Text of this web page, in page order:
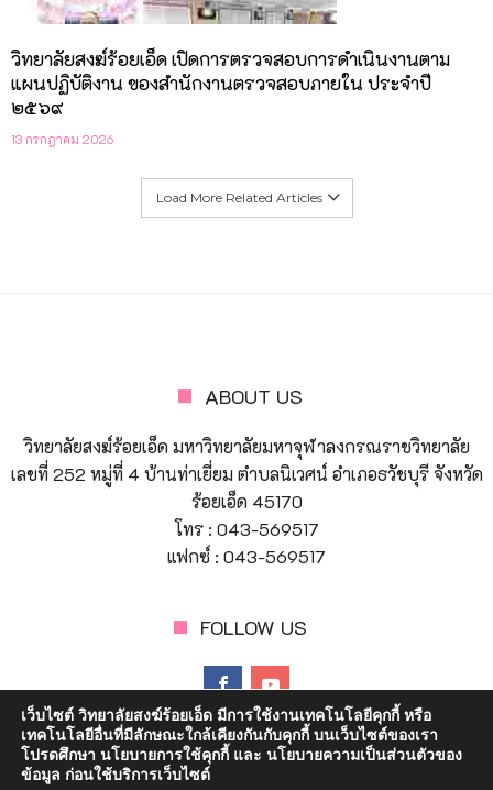
วิทยาลัยสงฆ์ร้อยเอ็ด เปิดการตรวจสอบการดำเนินงานตาม
แผนปฏิบัติงาน ของสำนักงานตรวจสอบภายใน ประจำปี
๒๕๖๙
13 กรกฎาคม 2026
Load More Related Articles
ABOUT US
วิทยาลัยสงฆ์ร้อยเอ็ด มหาวิทยาลัยมหาจุฬาลงกรณราชวิทยาลัย
เลขที่ 252 หมู่ที่ 4 บ้านท่าเยี่ยม ตำบลนิเวศน์ อำเภอธวัชบุรี จังหวัด
ร้อยเอ็ด 45170
โทร : 043-569517
แฟกซ์ : 043-569517
FOLLOW US
เว็บไซต์ วิทยาลัยสงฆ์ร้อยเอ็ด มีการใช้งานเทคโนโลยีคุกกี้ หรือ
เทคโนโลยีอื่นที่มีลักษณะใกล้เคียงกันกับคุกกี้ บนเว็บไซต์ของเรา
โปรดศึกษา นโยบายการใช้คุกกี้ และ นโยบายความเป็นส่วนตัวของ
ข้อมูล ก่อนใช้บริการเว็บไซต์